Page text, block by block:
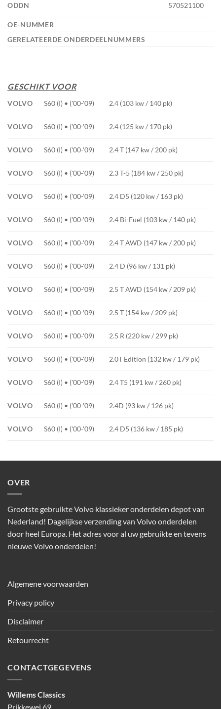
ODDN 570521100
OE-NUMMER
GERELATEERDE ONDERDEELNUMMERS
GESCHIKT VOOR
VOLVO S60 (I) • ('00-'09) 2.4 (103 kw / 140 pk)
VOLVO S60 (I) • ('00-'09) 2.4 (125 kw / 170 pk)
VOLVO S60 (I) • ('00-'09) 2.4 T (147 kw / 200 pk)
VOLVO S60 (I) • ('00-'09) 2.3 T-5 (184 kw / 250 pk)
VOLVO S60 (I) • ('00-'09) 2.4 D5 (120 kw / 163 pk)
VOLVO S60 (I) • ('00-'09) 2.4 Bi-Fuel (103 kw / 140 pk)
VOLVO S60 (I) • ('00-'09) 2.4 T AWD (147 kw / 200 pk)
VOLVO S60 (I) • ('00-'09) 2.4 D (96 kw / 131 pk)
VOLVO S60 (I) • ('00-'09) 2.5 T AWD (154 kw / 209 pk)
VOLVO S60 (I) • ('00-'09) 2.5 T (154 kw / 209 pk)
VOLVO S60 (I) • ('00-'09) 2.5 R (220 kw / 299 pk)
VOLVO S60 (I) • ('00-'09) 2.0T Edition (132 kw / 179 pk)
VOLVO S60 (I) • ('00-'09) 2.4 T5 (191 kw / 260 pk)
VOLVO S60 (I) • ('00-'09) 2.4D (93 kw / 126 pk)
VOLVO S60 (I) • ('00-'09) 2.4 D5 (136 kw / 185 pk)
OVER
Grootste gebruikte Volvo klassieker onderdelen depot van
Nederland! Dagelijkse verzending van Volvo onderdelen
door heel Europa. Het adres voor al uw gebruikte en tevens
nieuwe Volvo onderdelen!
Algemene voorwaarden
Privacy policy
Disclaimer
Retourrecht
CONTACTGEGEVENS
Willems Classics
Prikkewei 69